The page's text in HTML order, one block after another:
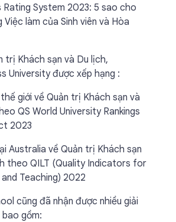
Rating System 2023: 5 sao cho
Việc làm của Sinh viên và Hòa
trị Khách sạn và Du lịch,
University được xếp hạng :
giới về Quản trị Khách sạn và
QS World University Rankings
2023
Australia về Quản trị Khách sạn
theo QILT (Quality Indicators for
Teaching) 2022
cũng đã nhận được nhiều giải
gồm: